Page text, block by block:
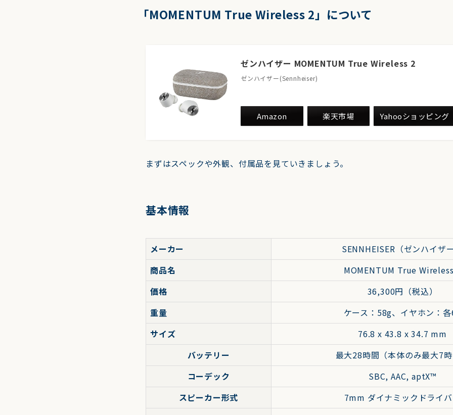
「MOMENTUM True Wireless 2」について
ゼンハイザー MOMENTUM True Wireless 2
ゼンハイザー(Sennheiser)
Amazon 楽天市場 Yahooショッピング
まずはスペックや外観、付属品を見ていきましょう。
基本情報
メーカー
SENNHEISER（ゼンハイザ
商品名
MOMENTUM True
価格
36,300円（税込）
重量
ケース：58g、イヤホン：
サイズ
76.8 x 43.8 x 34.7 mm
バッテリー
最大28時間（本体のみ最大7
コーデック
SBC, AAC, aptX™
スピーカー形式
7mm ダイナミックドライ